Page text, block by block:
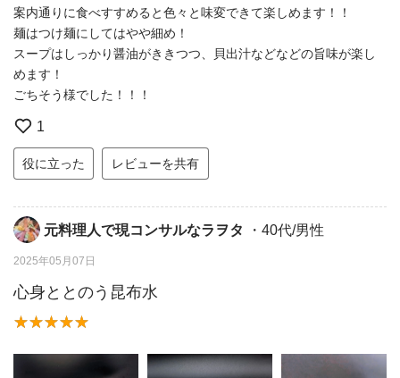
案内通りに食べすすめると色々と味変できて楽しめます！！
麺はつけ麺にしてはやや細め！
スープはしっかり醤油がききつつ、貝出汁などなどの旨味が楽し
めます！
ごちそう様でした！！！
1
役に立った レビューを共有
元料理人で現コンサルなラヲタ ・40代/男性
2025年05月07日
心身ととのう昆布水